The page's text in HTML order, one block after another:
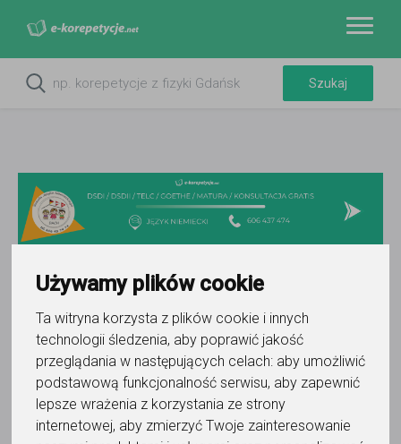
Używamy plików cookie
Ta witryna korzysta z plików cookie i innych
technologii śledzenia, aby poprawić jakość
przeglądania w następujących celach: aby umożliwić
podstawową funkcjonalność serwisu, aby zapewnić
lepsze wrażenia z korzystania ze strony
internetowej, aby zmierzyć Twoje zainteresowanie
Filtry
Skierniewice łódzkie Wyczyść wszystko
13korepetytorów
Język niemiecki
Sortuj: